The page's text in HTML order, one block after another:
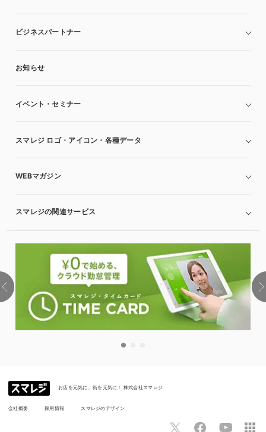
ビジネスパートナー
お知らせ
イベント・セミナー
スマレジ ロゴ・アイコン・各種データ
WEBマガジン
スマレジの関連サービス
お店を元気に、街を元気に！ 株式会社スマレジ
会社概要 採用情報 スマレジのデザイン